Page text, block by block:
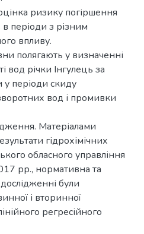
ризику погіршення
в періоди з різним
впливу.
полягають у визначенні
вод річки Інгулець за
періоди скиду
вод і промивки
Матеріалами
гідрохімічних
обласного управління
рр., нормативна та
були
і вторинної
регресійного